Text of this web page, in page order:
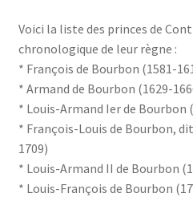
Voici la liste des princes de
chronologique de leur règne :
* François de Bourbon (1581-
* Armand de Bourbon (1629-
* Louis-Armand Ier de Bourbon
* François-Louis de Bourbon,
1709)
* Louis-Armand II de Bourbon
* Louis-François de Bourbon